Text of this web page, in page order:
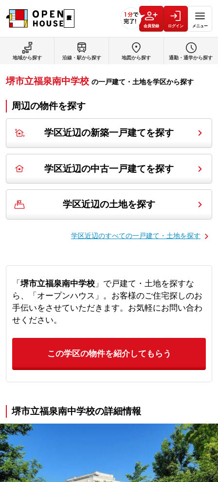
会員登録 ログイン メニュー
地域から探す 沿線・駅から探す 地図から探す 通勤・通学から探す
堺市立福泉南中学校 の一戸建て・土地を学区から探す
周辺の物件を探す
学区近辺の新築一戸建てを探す
学区近辺の中古一戸建てを探す
学区近辺の土地を探す
学区近辺のすべての一戸建て・土地を探す
「 堺市立福泉南中学校」で戸建て・土地を探すな
ら、「オープンハウス」。お客様のご住宅探しのお
手伝いをさせていただきます。お気軽にお問い合わ
せください。
この学区の物件を紹介してもらう
堺市立福泉南中学校の詳細情報